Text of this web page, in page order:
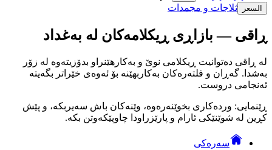
السعر ثلاجات و مجمدات
ڕاقی — بازاڕی ڕیکلامەکان لە بەغداد
لە ڕاقی دەتوانیت ڕیکلامی نوێ و بەکارهێنراو بدۆزیتەوە لە زۆر
بەشدا. گەڕان و فلتەرەکان بەکاربهێنە بۆ ئەوەی خێراتر بگەیتە
ئەنجامی دروست.
ڕێنمایی: وردەکاری بخوێنەرەوە، وێنەکان باش سەیربکە، و پێش
کڕین لە شوێنێکی ئارام و پارێزراودا چاوپێکەوتن بکە.
سەرەکی